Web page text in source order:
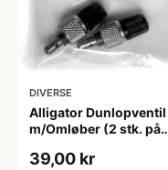
DIVERSE
Alligator Dunlopventil
m/Omløber (2 stk. på
39,00 kr